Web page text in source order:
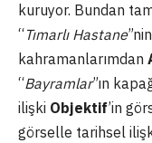
kuruyor. Bundan
“Tımarlı Hastane
kahramanlarımdan
“Bayramlar”ın
ilişki Objektif’in
görselle tarihsel